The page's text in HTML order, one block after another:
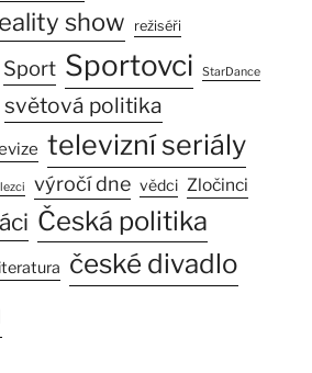
show režiséři
Sport Sportovci StarDance
světová politika
televizní seriály
výročí dne vědci Zločinci
Česká politika
české divadlo